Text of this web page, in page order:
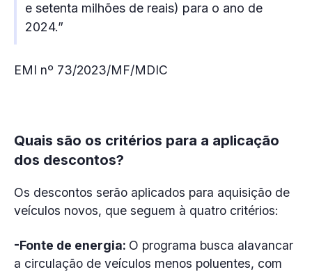
e setenta milhões de reais) para o ano de
2024.”
EMI nº 73/2023/MF/MDIC
Quais são os critérios para a aplicação
dos descontos?
Os descontos serão aplicados para aquisição de
veículos novos, que seguem à quatro critérios:
-Fonte de energia: O programa busca alavancar
a circulação de veículos menos poluentes, com